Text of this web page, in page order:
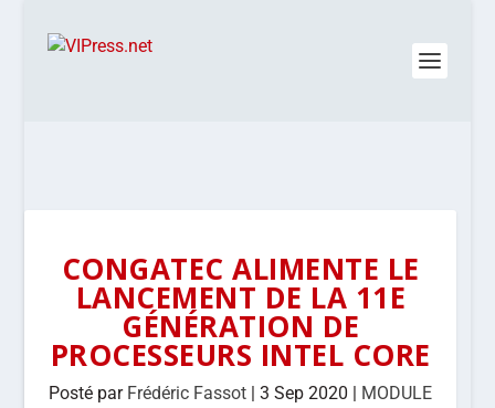
CONGATEC ALIMENTE LE
LANCEMENT DE LA 11E
GÉNÉRATION DE
PROCESSEURS INTEL CORE
Posté par Frédéric Fassot |3 Sep 2020 | MODULE